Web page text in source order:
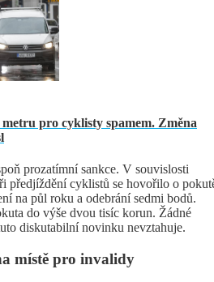
pro cyklisty spamem. Změna
prozatímní sankce. V souvislosti
předjíždění cyklistů se hovořilo o
na půl roku a odebrání sedmi bodů.
do výše dvou tisíc korun. Žádné
diskutabilní novinku nevztahuje.
místě pro invalidy